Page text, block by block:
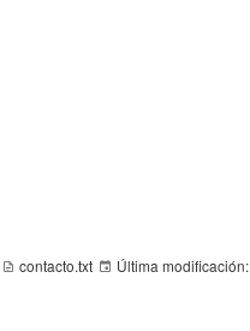
contacto.txt Última modificación: